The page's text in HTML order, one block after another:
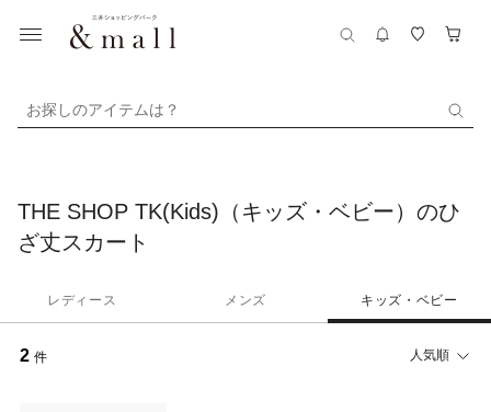
お探しのアイテムは？
THE SHOP TK(Kids)（キッズ・ベビー）のひ
ざ丈スカート
レディース メンズ キッズ・ベビー
2 件 人気順